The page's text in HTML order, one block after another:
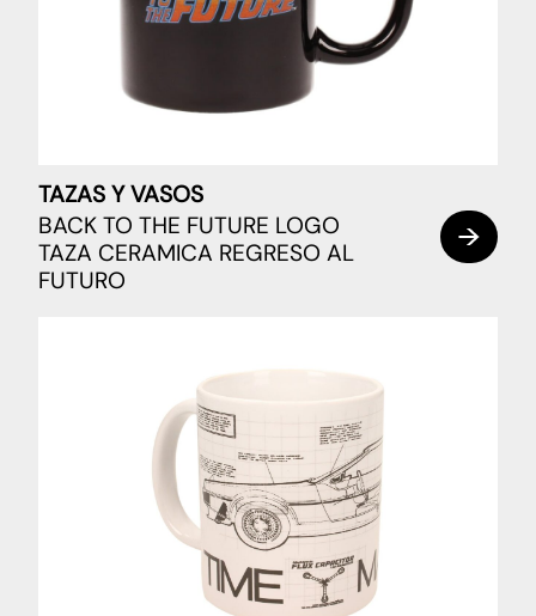
TAZAS Y VASOS
BACK TO THE FUTURE LOGO
TAZA CERAMICA REGRESO AL
FUTURO